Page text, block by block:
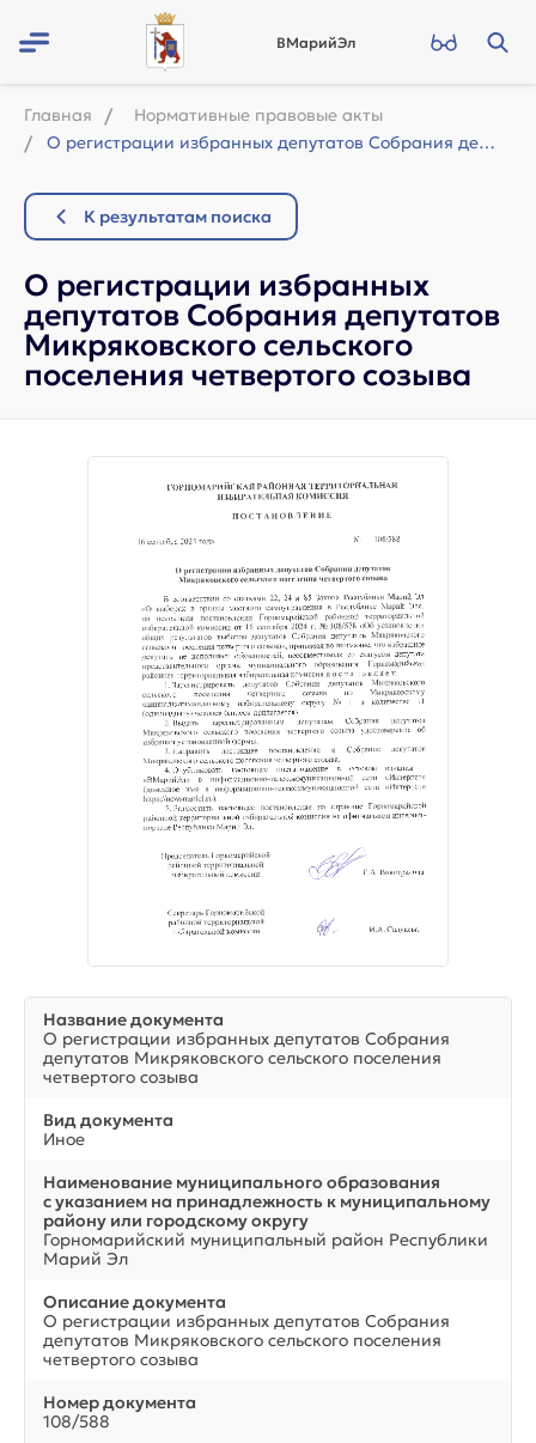
ВМарийЭл
Главная
Нормативные правовые акты
О регистрации избранных депутатов Собрания депутатов Микряковского сельского пос...
К результатам поиска
О регистрации избранных
депутатов Собрания депутатов
Микряковского сельского
поселения четвертого созыва
Название документа
О регистрации избранных депутатов Собрания
депутатов Микряковского сельского поселения
четвертого созыва
Вид документа
Иное
Наименование муниципального образования
с указанием на принадлежность к муниципальному
району или городскому округу
Горномарийский муниципальный район Республики
Марий Эл
Описание документа
О регистрации избранных депутатов Собрания
депутатов Микряковского сельского поселения
четвертого созыва
Номер документа
108/588